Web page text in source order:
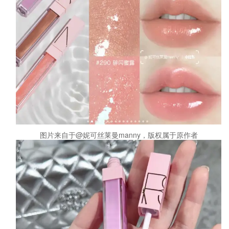
图片来自于@妮可丝莱曼manny，版权属于原作者